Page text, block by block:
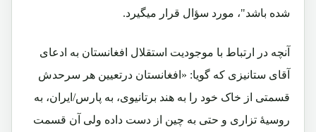
شده باشد"، مورد سؤال قرار میگیرد.
آنچه در ارتباط با موجودیت استقلال افغانستان به ادعای
آقای ستانیزی که گویا: «افغانستان درتعیین هر سرحدش
قسمتی از خاک خود را به هند برتانیوی، به پارس/ایران، به
روسیهٔ تزاری و حتی به چین از دست داده ولی آن قسمت